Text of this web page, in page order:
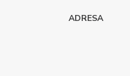
ADRESA